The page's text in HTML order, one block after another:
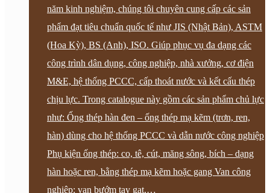
năm kinh nghiệm, chúng tôi chuyên cung cấp các sản
phẩm đạt tiêu chuẩn quốc tế như JIS (Nhật Bản), ASTM
(Hoa Kỳ), BS (Anh), ISO. Giúp phục vụ đa dạng các
công trình dân dụng, công nghiệp, nhà xưởng, cơ điện
M&E, hệ thống PCCC, cấp thoát nước và kết cấu thép
chịu lực. Trong catalogue này gồm các sản phẩm chủ lực
như: Ống thép hàn đen – ống thép mạ kẽm (trơn, ren,
hàn) dùng cho hệ thống PCCC và dẫn nước công nghiệp
Phụ kiện ống thép: co, tê, cút, măng sông, bích – dạng
hàn hoặc ren, bằng thép mạ kẽm hoặc gang Van công
nghiệp: van bướm tay gạt,…